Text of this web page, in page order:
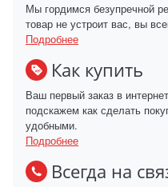
Мы гордимся безупречной
товар не устроит вас, вы
Подробнее
Как купить
Ваш первый заказ в
подскажем как сделать
удобными.
Подробнее
Всегда на